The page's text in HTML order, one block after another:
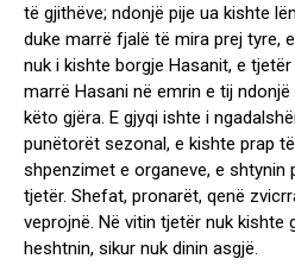
të gjithëve; ndonjë pije ua kishte
duke marrë fjalë të mira prej tyre,
nuk i kishte borgje Hasanit, e
marrë Hasani në emrin e tij
këto gjëra. E gjyqi ishte i
punëtorët sezonal, e kishte prap
shpenzimet e organeve, e shtynin
tjetër. Shefat, pronarët, qenë
veprojnë. Në vitin tjetër nuk kishte
heshtnin, sikur nuk dinin asgjë.